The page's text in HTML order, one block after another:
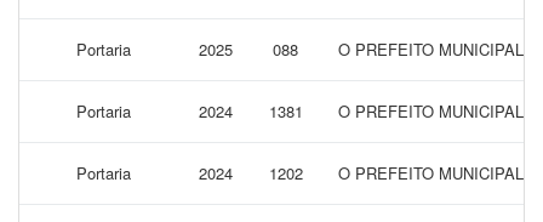
Portaria 2025 088 O PREFEITO MUNICIPAL
Portaria 2024 1381 O PREFEITO MUNICIPAL
Portaria 2024 1202 O PREFEITO MUNICIPAL